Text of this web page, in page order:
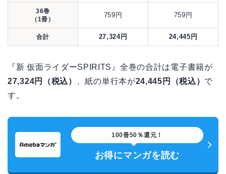
36巻
（1冊）
759円 759円
合計 27,324円 24,445円
『新 仮面ライダーSPIRITS』全巻の合計は電子書籍が
27,324円（税込）
、紙の単行本が24,445円（税込） で
す。
100冊50％還元！
お得にマンガを読む